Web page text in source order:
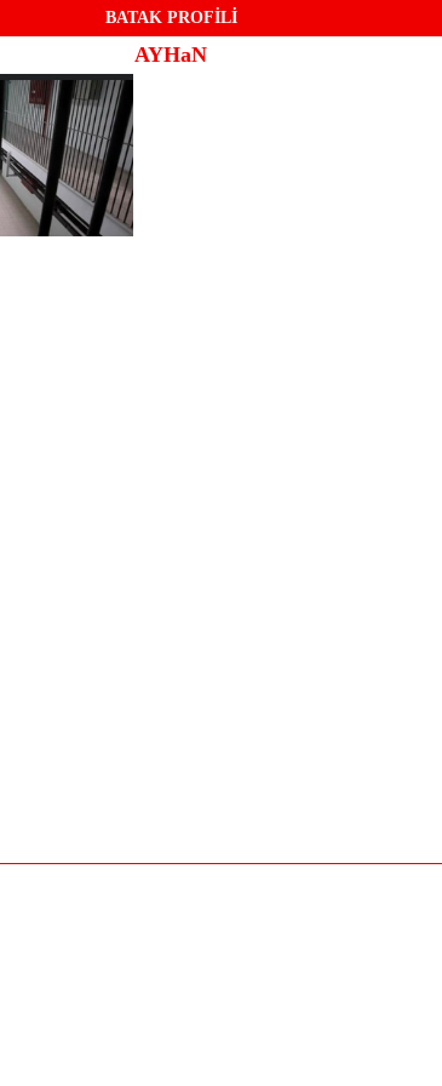
BATAK PROFİLİ
AYHaN